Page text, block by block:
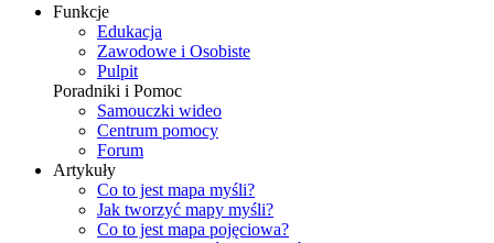
Funkcje
Edukacja
Zawodowe i Osobiste
Pulpit
Poradniki i Pomoc
Samouczki wideo
Centrum pomocy
Forum
Artykuły
Co to jest mapa myśli?
Jak tworzyć mapy myśli?
Co to jest mapa pojęciowa?